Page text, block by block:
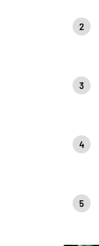
2
3
4
5